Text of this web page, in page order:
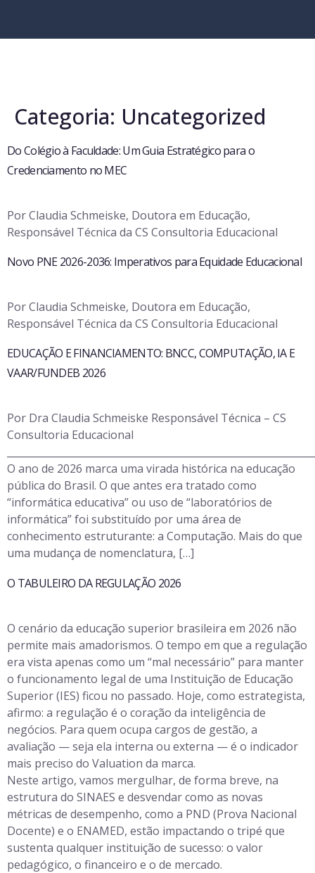
Categoria: Uncategorized
Do Colégio à Faculdade: Um Guia Estratégico para o
Credenciamento no MEC
Por Claudia Schmeiske, Doutora em Educação,
Responsável Técnica da CS Consultoria Educacional
Novo PNE 2026-2036: Imperativos para Equidade Educacional
Por Claudia Schmeiske, Doutora em Educação,
Responsável Técnica da CS Consultoria Educacional
EDUCAÇÃO E FINANCIAMENTO: BNCC, COMPUTAÇÃO, IA E
VAAR/FUNDEB 2026
Por Dra Claudia Schmeiske Responsável Técnica – CS
Consultoria Educacional
O ano de 2026 marca uma virada histórica na educação
pública do Brasil. O que antes era tratado como
“informática educativa” ou uso de “laboratórios de
informática” foi substituído por uma área de
conhecimento estruturante: a Computação. Mais do que
uma mudança de nomenclatura, […]
O TABULEIRO DA REGULAÇÃO 2026
O cenário da educação superior brasileira em 2026 não
permite mais amadorismos. O tempo em que a regulação
era vista apenas como um “mal necessário” para manter
o funcionamento legal de uma Instituição de Educação
Superior (IES) ficou no passado. Hoje, como estrategista,
afirmo: a regulação é o coração da inteligência de
negócios. Para quem ocupa cargos de gestão, a
avaliação — seja ela interna ou externa — é o indicador
mais preciso do Valuation da marca.
Neste artigo, vamos mergulhar, de forma breve, na
estrutura do SINAES e desvendar como as novas
métricas de desempenho, como a PND (Prova Nacional
Docente) e o ENAMED, estão impactando o tripé que
sustenta qualquer instituição de sucesso: o valor
pedagógico, o financeiro e o de mercado.